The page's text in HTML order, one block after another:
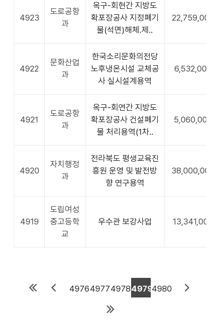
4923
도로공항
과
옥구-회현간 지방도
확포장공사 지정폐기
물(석면)해체.제..
22,759,000
4922
문화산업
과
한국소리문화의전당
노후냉온시설 교체공
사 실시설계용역
6,532,000
4921
도로공항
과
옥구-회연간 지방도
확포장공사 건설폐기
물 처리용역(1차..
5,060,000
4920
자치행정
과
전라북도 평생교육진
흥원 운영 및 발전방
향 연구용역
38,000,000
4919
도립여성
중고등학
교
우수관 보강사업 13,341,000
49764977497849794980